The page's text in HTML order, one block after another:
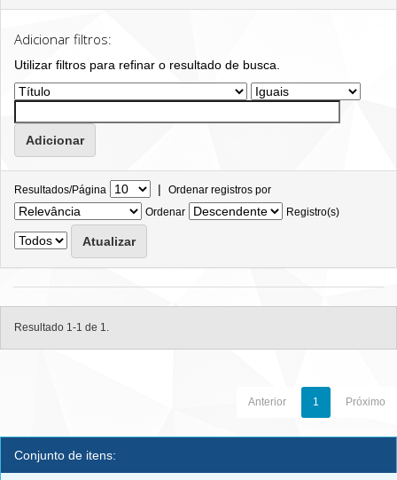
Adicionar filtros:
Utilizar filtros para refinar o resultado de busca.
Resultados/Página | Ordenar registros por
Ordenar
Registro(s)
Resultado 1-1 de 1.
Anterior 1 Próximo
Conjunto de itens: